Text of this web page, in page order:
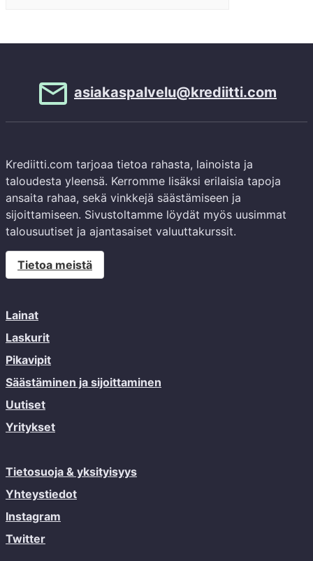
asiakaspalvelu@krediitti.com
Krediitti.com tarjoaa tietoa rahasta, lainoista ja
taloudesta yleensä. Kerromme lisäksi erilaisia tapoja
ansaita rahaa, sekä vinkkejä säästämiseen ja
sijoittamiseen. Sivustoltamme löydät myös uusimmat
talousuutiset ja ajantasaiset valuuttakurssit.
Tietoa meistä
Lainat
Laskurit
Pikavipit
Säästäminen ja sijoittaminen
Uutiset
Yritykset
Tietosuoja & yksityisyys
Yhteystiedot
Instagram
Twitter